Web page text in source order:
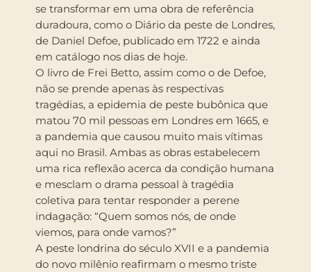
se transformar em uma obra de referência
duradoura, como o Diário da peste de Londres,
de Daniel Defoe, publicado em 1722 e ainda
em catálogo nos dias de hoje.
O livro de Frei Betto, assim como o de Defoe,
não se prende apenas às respectivas
tragédias, a epidemia de peste bubônica que
matou 70 mil pessoas em Londres em 1665, e
a pandemia que causou muito mais vítimas
aqui no Brasil. Ambas as obras estabelecem
uma rica reflexão acerca da condição humana
e mesclam o drama pessoal à tragédia
coletiva para tentar responder a perene
indagação: “Quem somos nós, de onde
viemos, para onde vamos?”
A peste londrina do século XVII e a pandemia
do novo milênio reafirmam o mesmo triste